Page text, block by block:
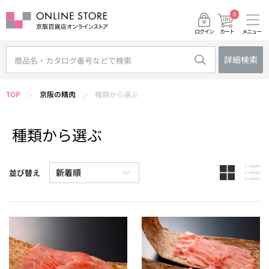
ログイン カート
0
メニュー
詳細検索
TOP ＞ 京阪の精肉 ＞ 種類から選ぶ
種類から選ぶ
並び替え